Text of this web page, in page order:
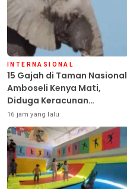
INTERNASIONAL
15 Gajah di Taman Nasional
Amboseli Kenya Mati,
Diduga Keracunan
Pestisida
16 jam yang lalu